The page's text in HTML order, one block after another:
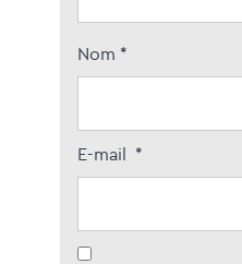
Nom *
E-mail *